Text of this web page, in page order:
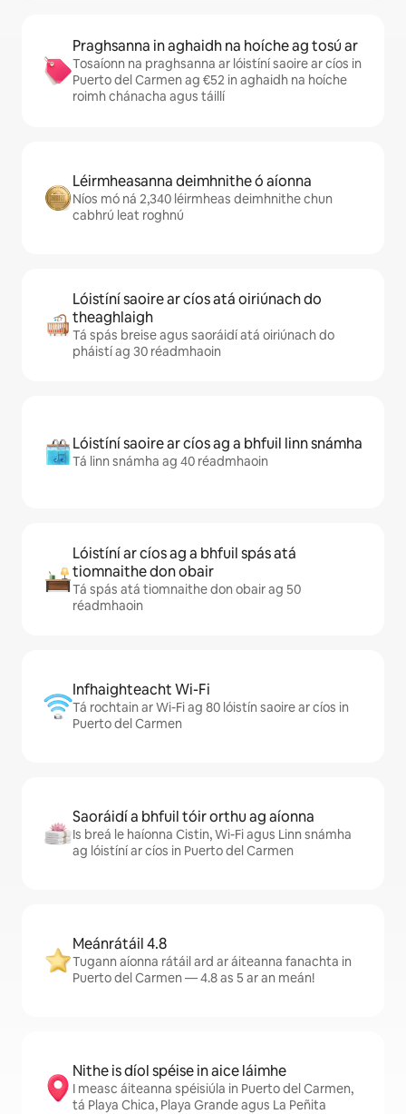
Praghsanna in aghaidh na hoíche ag tosú ar
Tosaíonn na praghsanna ar lóistíní saoire ar cíos in
Puerto del Carmen ag €52 in aghaidh na hoíche
roimh chánacha agus táillí
Léirmheasanna deimhnithe ó aíonna
Níos mó ná 2,340 léirmheas deimhnithe chun
cabhrú leat roghnú
Lóistíní saoire ar cíos atá oiriúnach do
theaghlaigh
Tá spás breise agus saoráidí atá oiriúnach do
pháistí ag 30 réadmhaoin
Lóistíní saoire ar cíos ag a bhfuil linn snámha
Tá linn snámha ag 40 réadmhaoin
Lóistíní ar cíos ag a bhfuil spás atá
tiomnaithe don obair
Tá spás atá tiomnaithe don obair ag 50
réadmhaoin
Infhaighteacht Wi-Fi
Tá rochtain ar Wi-Fi ag 80 lóistín saoire ar cíos in
Puerto del Carmen
Saoráidí a bhfuil tóir orthu ag aíonna
Is breá le haíonna Cistin, Wi-Fi agus Linn snámha
ag lóistíní ar cíos in Puerto del Carmen
Meánrátáil 4.8
Tugann aíonna rátáil ard ar áiteanna fanachta in
Puerto del Carmen — 4.8 as 5 ar an meán!
Nithe is díol spéise in aice láimhe
I measc áiteanna spéisiúla in Puerto del Carmen,
tá Playa Chica, Playa Grande agus La Peñita